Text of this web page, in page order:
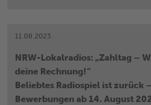
erfüllen die NRW-Lokalradios
ausgenommen) die kleinen und
Wünsche ihrer Hörer.
11.08.2023
NRW-Lokalradios: „Zahltag –
deine Rechnung!“
Beliebtes Radiospiel ist zurück
Bewerbungen ab 14. August